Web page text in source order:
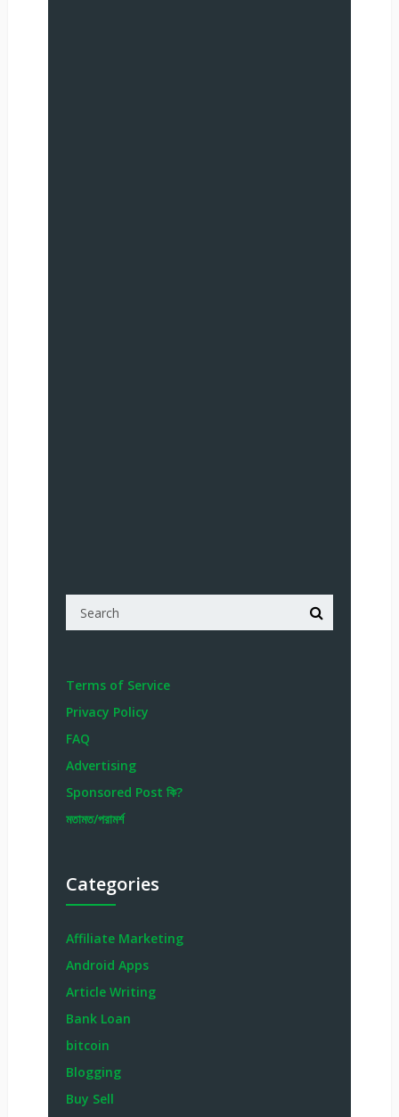
Terms of Service
Privacy Policy
FAQ
Advertising
Sponsored Post কি?
মতামত/পরামর্শ
Categories
Affiliate Marketing
Android Apps
Article Writing
Bank Loan
bitcoin
Blogging
Buy Sell